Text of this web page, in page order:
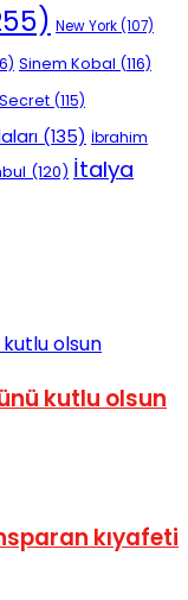
New York(107)
Sinem Kobal (116)
(115)
(135) İbrahim
(120) İtalya
kutlu olsun
kıyafeti